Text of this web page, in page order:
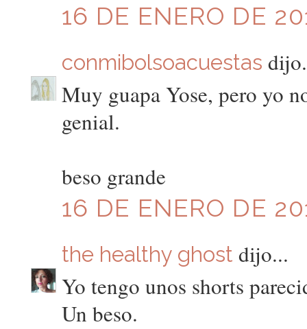
16 DE ENERO DE
conmibolsoacuestas
Muy guapa Yose, pero yo
genial.
beso grande
16 DE ENERO DE
the healthy ghost dijo...
Yo tengo unos shorts
Un beso.